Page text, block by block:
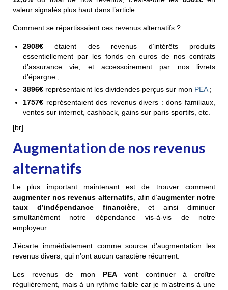
valeur signalés plus haut dans l’article.
Comment se répartissaient ces revenus alternatifs ?
2908€ étaient des revenus d’intérêts produits
essentiellement par les fonds en euros de nos contrats
d’assurance vie, et accessoirement par nos livrets
d’épargne ;
3896€ représentaient les dividendes perçus sur mon PEA;
1757€ représentaient des revenus divers : dons familiaux,
ventes sur internet, cashback, gains sur paris sportifs, etc.
[br]
Augmentation de nos revenus
alternatifs
Le plus important maintenant est de trouver comment
augmenter nos revenus alternatifs, afin d’augmenter notre
taux d’indépendance financière, et ainsi diminuer
simultanément notre dépendance vis-à-vis de notre
employeur.
J’écarte immédiatement comme source d’augmentation les
revenus divers, qui n’ont aucun caractère récurrent.
Les revenus de mon PEAvont continuer à croître
régulièrement, mais à un rythme faible car je m’astreins à une